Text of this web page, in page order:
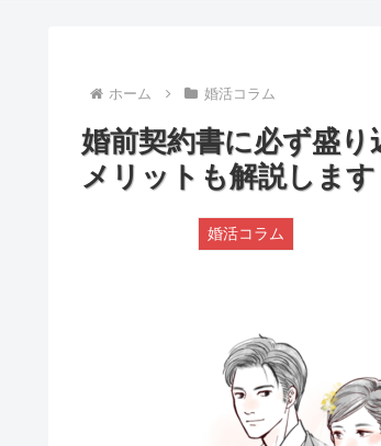
ホーム 婚活コラム
婚前契約書に必ず盛
メリットも解説します
婚活コラム